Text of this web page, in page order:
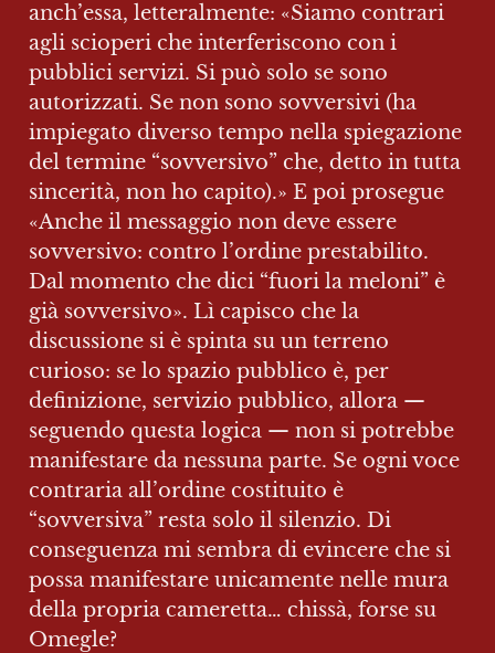
anch’essa, letteralmente: «Siamo contrari
agli scioperi che interferiscono con i
pubblici servizi. Si può solo se sono
autorizzati. Se non sono sovversivi (ha
impiegato diverso tempo nella spiegazione
del termine “sovversivo” che, detto in tutta
sincerità, non ho capito).» E poi prosegue
«Anche il messaggio non deve essere
sovversivo: contro l’ordine prestabilito.
Dal momento che dici “fuori la meloni” è
già sovversivo». Lì capisco che la
discussione si è spinta su un terreno
curioso: se lo spazio pubblico è, per
definizione, servizio pubblico, allora —
seguendo questa logica — non si potrebbe
manifestare da nessuna parte. Se ogni voce
contraria all’ordine costituito è
“sovversiva” resta solo il silenzio. Di
conseguenza mi sembra di evincere che si
possa manifestare unicamente nelle mura
della propria cameretta… chissà, forse su
Omegle?